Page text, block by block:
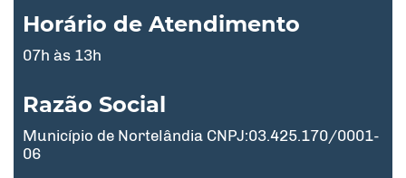
Horário de Atendimento
07h às 13h
Razão Social
Município de Nortelândia CNPJ:03.425.170/0001-
06